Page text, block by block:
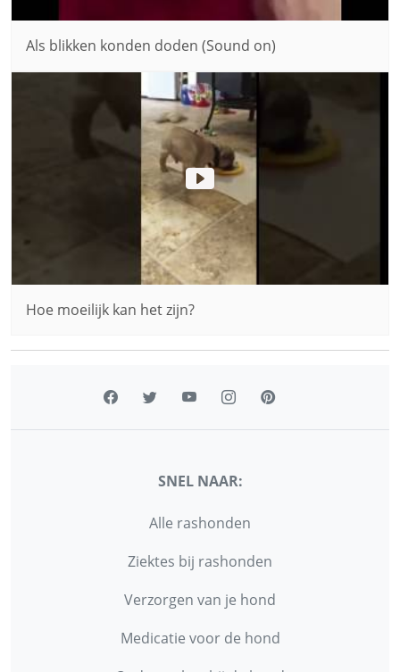
Als blikken konden doden (Sound on)
Hoe moeilijk kan het zijn?
SNEL NAAR:
Alle rashonden
Ziektes bij rashonden
Verzorgen van je hond
Medicatie voor de hond